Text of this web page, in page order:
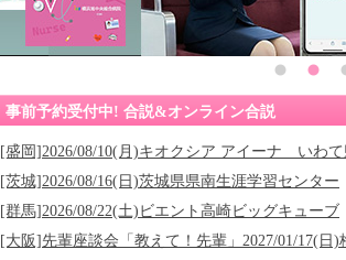
事前予約受付中! 合説&オンライン合説
[盛岡]2026/08/10(月)キオクシア アイーナ いわ
[茨城]2026/08/16(日)茨城県県南生涯学習センター
[群馬]2026/08/22(土)ビエント高崎ビッグキューブ
[大阪]先輩座談会「教えて！先輩」2027/01/17(日